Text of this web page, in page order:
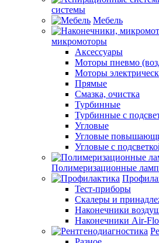
системы
Мебель
микромоторы
Аксессуары
Моторы пневмо
Моторы
Прямые
Смазка, очистка
Турбинные
Турбинные с
Угловые
Угловые
Угловые с
Полимеризационные
Тест-приборы
Скалеры и
Наконечники
Наконечники Air-Flo